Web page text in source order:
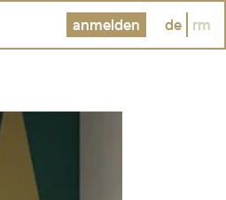
anmelden de rm